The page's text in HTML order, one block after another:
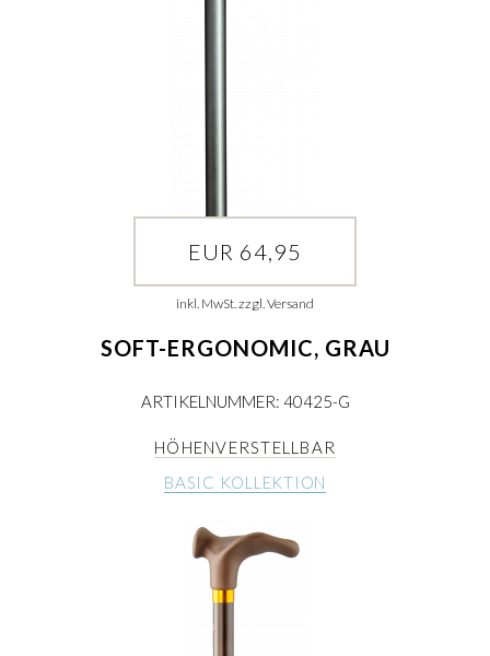
EUR 64,95
inkl. MwSt. zzgl. Versand
SOFT-ERGONOMIC, GRAU
ARTIKELNUMMER: 40425-G
HÖHENVERSTELLBAR
BASIC KOLLEKTION